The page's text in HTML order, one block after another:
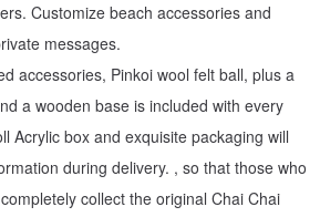
Customize beach accessories and
messages.
accessories, Pinkoi wool felt ball, plus a
a wooden base is included with every
Acrylic box and exquisite packaging will
during delivery. , so that those who
collect the original Chai Chai